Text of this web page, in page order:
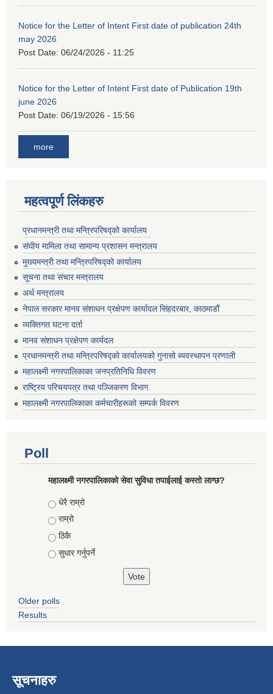
Notice for the Letter of Intent First date of publication 24th
may 2026
Post Date: 06/24/2026 - 11:25
Notice for the Letter of Intent First date of Publication 19th
june 2026
Post Date: 06/19/2026 - 15:56
more
महत्वपूर्ण लिंकहरु
प्रधानमन्त्री तथा मन्त्रिपरिषद्को कार्यालय
संघीय मामिला तथा सामान्य प्रशासन मन्त्रालय
मुख्यमन्त्री तथा मन्त्रिपरिषद्को कार्यालय
सूचना तथा संचार मन्त्रालय
अर्थ मन्त्रालय
नेपाल सरकार मानव संशाधन प्रक्षेपण कार्यादल सिंहदरबार, काठमाडौं
व्यक्तिगत घटना दर्ता
मानव संशाधन प्रक्षेपण कार्यदल
प्रधानमन्त्री तथा मन्त्रिपरिषद्को कार्यालयको गुनासो ब्यवस्थापन प्रणाली
महालक्ष्मी नगरपालिकाका जनप्रतिनिधि विवरण
राष्ट्रिय परिचयपत्र तथा पञ्जिकरण विभाग
महालक्ष्मी नगरपालिकाका कर्मचारीहरूको सम्पर्क विवरण
Poll
महालक्ष्मी नगरपालिकाको सेवा सुविधा तपाईलाई कस्तो लाग्छ?
Choices
धेरै राम्रो
राम्रो
ठिकै
सुधार गर्नुपर्ने
Older polls
Results
सूचनाहरु